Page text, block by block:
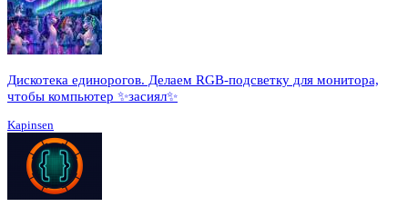
Дискотека единорогов. Делаем RGB-подсветку для монитора,
чтобы компьютер ✨засиял✨
Kapinsen